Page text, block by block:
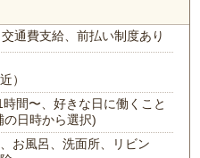
交通費支給、前払い制度あり
）
間〜、好きな日に働くこと
日時から選択)
お風呂、洗面所、リビン